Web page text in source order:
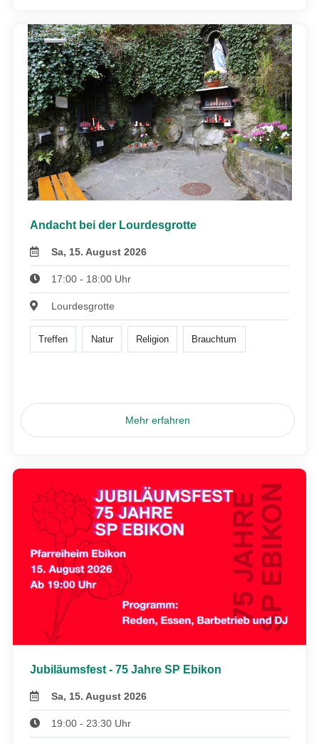
Andacht bei der Lourdesgrotte
Sa, 15. August 2026
17:00 - 18:00 Uhr
Lourdesgrotte
Treffen Natur Religion Brauchtum
Mehr erfahren
Jubiläumsfest - 75 Jahre SP Ebikon
Sa, 15. August 2026
19:00 - 23:30 Uhr